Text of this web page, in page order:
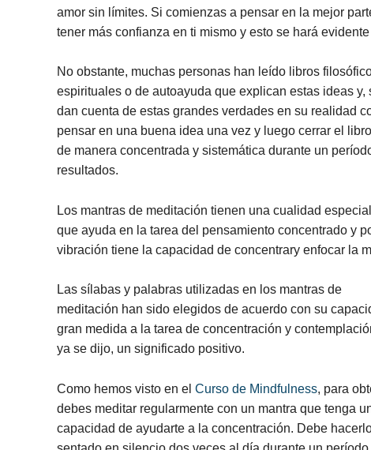
amor sin límites. Si comienzas a pensar en la mejor
tener más confianza en ti mismo y esto se hará
No obstante, muchas personas han leído libros
espirituales o de autoayuda que explican estas ideas y,
dan cuenta de estas grandes verdades en su realidad
pensar en una buena idea una vez y luego cerrar el
de manera concentrada y sistemática durante un
resultados.
Los mantras de meditación tienen una cualidad especial
que ayuda en la tarea del pensamiento concentrado y
vibración tiene la capacidad de concentrary enfocar la
Las sílabas y palabras utilizadas en los mantras de
meditación han sido elegidos de acuerdo con su
gran medida a la tarea de concentración y
ya se dijo, un significado positivo.
Como hemos visto en el Curso de Mindfulness, para
debes meditar regularmente con un mantra que tenga
capacidad de ayudarte a la concentración. Debe